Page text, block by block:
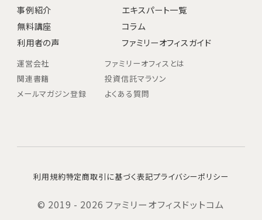
事例紹介
エキスパート一覧
無料講座
コラム
利用者の声
ファミリーオフィスガイド
運営会社
ファミリーオフィスとは
関連書籍
投資信託マラソン
メールマガジン登録
よくある質問
利用規約特定商取引に基づく表記プライバシーポリシー
© 2019 - 2026 ファミリーオフィスドットコム